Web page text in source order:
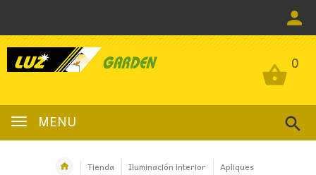
0
MENU
0
Tienda Iluminación interior
Apliques